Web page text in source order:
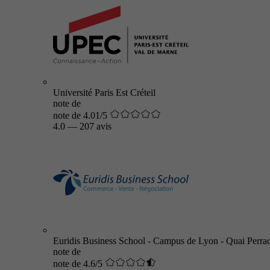
Université Paris Est Créteil
note de
note de 4.01/5
4.0 — 207 avis
Euridis Business School - Campus de Lyon - Quai
note de
note de 4.6/5